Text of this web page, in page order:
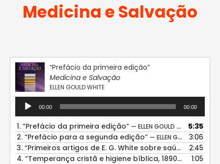
Medicina e Salvação
“Prefácio da primeira edição”
Medicina e Salvação
ELLEN GOULD WHITE
Tocador
áudio
00:00 00:00
1. “Prefácio da primeira edição” — ELLEN GOULD WHITE
5:35
2. “Prefácio para a segunda edição” — ELLEN GOULD WHITE
3:06
3. “Primeiros artigos de E. G. White sobre saúde” — ELLEN
2:45
4. “Temperança cristã e higiene bíblica, 1890” — ELLEN
1:05